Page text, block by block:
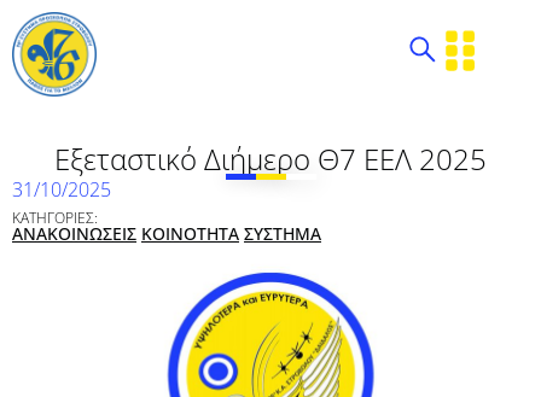
Εξεταστικό Διήμερο Θ7 ΕΕΛ 2025
31/10/2025
ΚΑΤΗΓΟΡΙΕΣ:
ΑΝΑΚΟΙΝΩΣΕΙΣ ΚΟΙΝΟΤΗΤΑ ΣΥΣΤΗΜΑ